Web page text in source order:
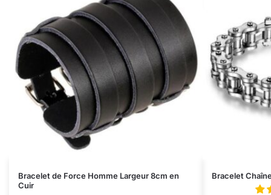
Bracelet de Force Homme Largeur 8cm en
Cuir
Bracelet